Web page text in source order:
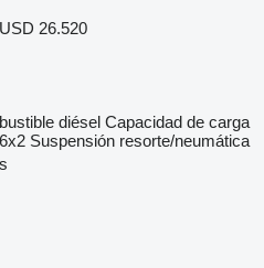
26.520
diésel Capacidad de carga
6x2 Suspensión resorte/neumática